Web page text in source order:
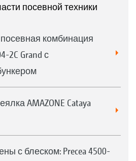
посевной техники
комбинация
2C Grand с
AMAZONE Cataya
с блеском: Precea 4500-